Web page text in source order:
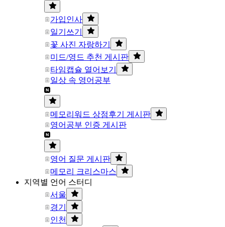
가입인사
일기쓰기
꽃 사진 자랑하기
미드/영드 추천 게시판
타임캡슐 열어보기
일상 속 영어공부
메모리워드 상점후기 게시판
영어공부 인증 게시판
영어 질문 게시판
메모리 크리스마스
지역별 언어 스터디
서울
경기
인천